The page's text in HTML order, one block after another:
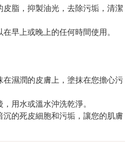
早上或晚上的任何時間使用。
用水或溫水沖洗乾淨。